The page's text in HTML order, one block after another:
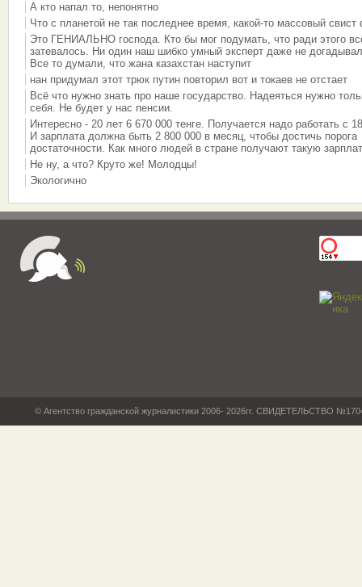
А кто напал то, непонятно
Что с планетой не так последнее время, какой-то массовый свист
Это ГЕНИАЛЬНО господа. Кто бы мог подумать, что ради этого
затевалось. Ни один наш шибко умный эксперт даже не
Все то думали, что жана казахстан наступит
нан придумал этот трюк путин повторил вот и токаев не отстает
Всё что нужно знать про наше государство. Надеяться нужно
себя. Не будет у нас пенсии.
Интересно - 20 лет 6 670 000 тенге. Получается надо работать с
И зарплата должна быть 2 800 000 в месяц, чтобы достичь порога
достаточности. Как много людей в стране получают такую
Не ну, а что? Круто же! Молодцы!
Экологично
© Агентство гражданской журналистики 2006- 2026гг. СВИДЕТЕЛЬСТВО